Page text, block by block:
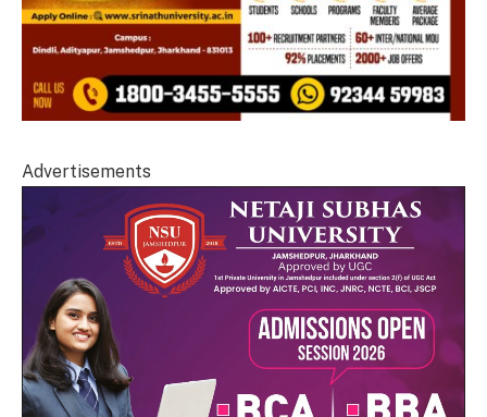
Advertisements